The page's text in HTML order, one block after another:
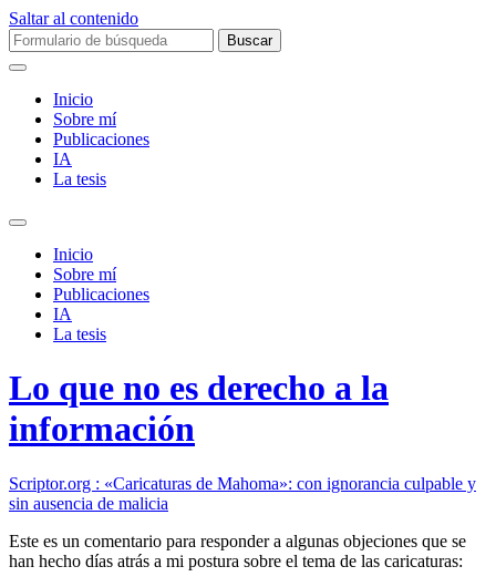
Saltar al contenido
Buscar:
Inicio
Sobre mí­
Publicaciones
IA
La tesis
Alternar
campo
búsqueda
Inicio
Sobre mí­
Publicaciones
IA
La tesis
Lo que no es derecho a la
información
Scriptor.org : «Caricaturas de Mahoma»: con ignorancia culpable y
sin ausencia de malicia
Este es un comentario para responder a algunas objeciones que se
han hecho días atrás a mi postura sobre el tema de las caricaturas: